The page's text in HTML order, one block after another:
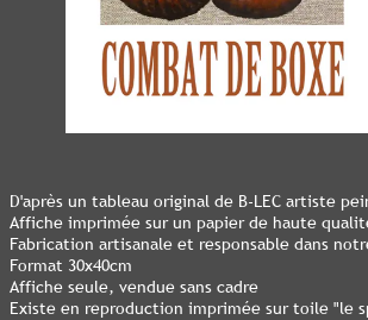
D'après un tableau original de B-LEC artiste
Affiche imprimée sur un papier de haute
Fabrication artisanale et responsable dans
Format 30x40cm
Affiche seule, vendue sans cadre
Existe en reproduction imprimée sur toile "le